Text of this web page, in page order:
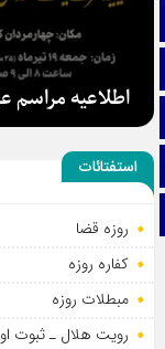
آپارات
اینستاگرام
اطلاعیه مراسم
استفتائات
روزه قضا
کفاره روزه
مبطلات روزه
رویت هلال ـ ثبوت